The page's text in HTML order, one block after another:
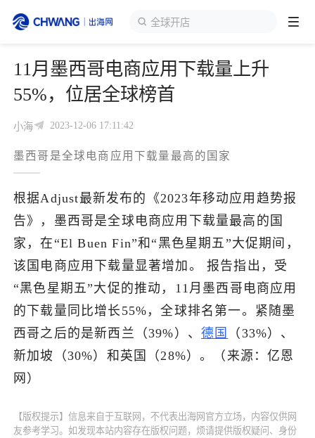
全球开店
跨境展会
出海资讯
跨境报告
出海导航
出海交流群
了解出海网
登录/注册 个人中心
11月墨西哥电商应用下载量上升
55%，位居全球榜首
小海 2023-12-06 17:11:42
墨西哥是全球电商应用下载量最高的国家
根据Adjust最新发布的《2023年移动应用趋势报
告》，墨西哥是全球电商应用下载量最高的国
家，在“El Buen Fin”和“黑色星期五”大促期间，
该国电商应用下载量显著增加。 报告指出，受
“黑色星期五”大促的推动，11月墨西哥电商应用
的下载量同比增长55%，全球排名第一。紧随墨
西哥之后的是新西兰（39%）、德国
（33%）、
新加坡（30%）和英国（28%）。（来源：亿恩
网）
【版权提示】信息来自于互联网，不代表出海网官方立场，内容仅供网
友参考学习。如发现本站内容存在版权问题，烦请提供版权疑问、身份